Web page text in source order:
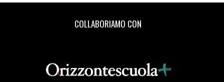
COLLABORIAMO CON